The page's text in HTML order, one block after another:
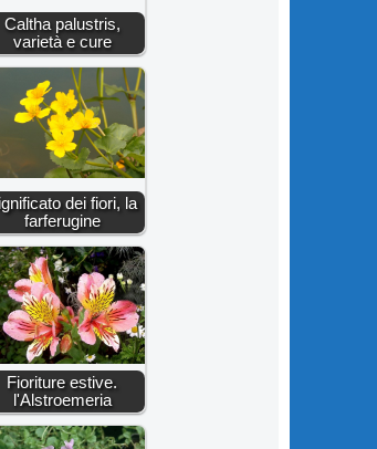
Caltha palustris,
varietà e cure
dei fiori, la
farferugine
Fioriture estive.
l'Alstroemeria